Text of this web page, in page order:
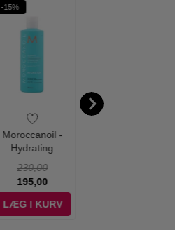
-15%
Moroccanoil -
Hydrating
230,00
195,00
LÆG I KURV